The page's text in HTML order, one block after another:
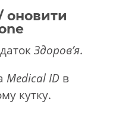
оновити
Здоров’я.
Medical ID в
кутку.